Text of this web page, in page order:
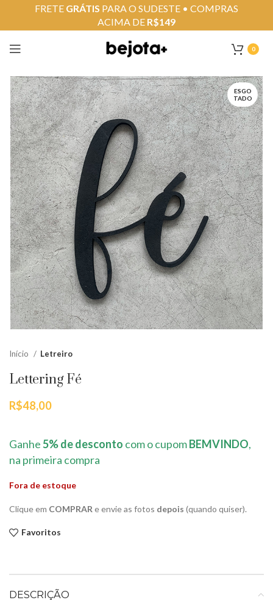
0
ESGO
TADO
Início Letreiro
Lettering Fé
R$48,00
Ganhe5% de desconto com o cupomBEMVINDO,
na primeira compra
Fora de estoque
Clique em COMPRAR e envie as fotos depois (quando quiser).
Favoritos
DESCRIÇÃO
FRETE GRÁTIS PARA O SUDESTE • COMPRAS
ACIMA DE R$149